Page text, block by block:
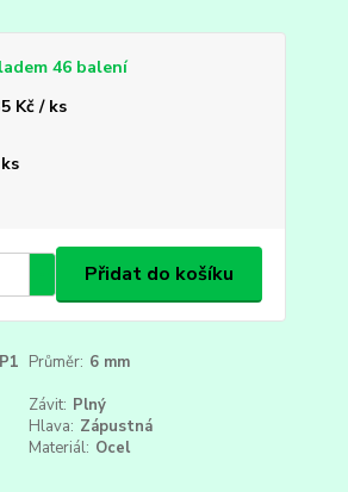
46 balení
Kč / ks
Přidat do košíku
Průměr: 6 mm
Závit: Plný
Hlava: Zápustná
Materiál: Ocel